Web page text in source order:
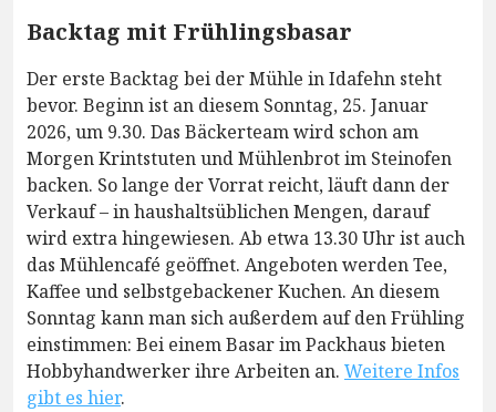
Backtag mit Frühlingsbasar
Der erste Backtag bei der Mühle in Idafehn steht
bevor. Beginn ist an diesem Sonntag, 25. Januar
2026, um 9.30. Das Bäckerteam wird schon am
Morgen Krintstuten und Mühlenbrot im Steinofen
backen. So lange der Vorrat reicht, läuft dann der
Verkauf – in haushaltsüblichen Mengen, darauf
wird extra hingewiesen. Ab etwa 13.30 Uhr ist auch
das Mühlencafé geöffnet. Angeboten werden Tee,
Kaffee und selbstgebackener Kuchen. An diesem
Sonntag kann man sich außerdem auf den Frühling
einstimmen: Bei einem Basar im Packhaus bieten
Hobbyhandwerker ihre Arbeiten an. Weitere Infos
gibt es hier.